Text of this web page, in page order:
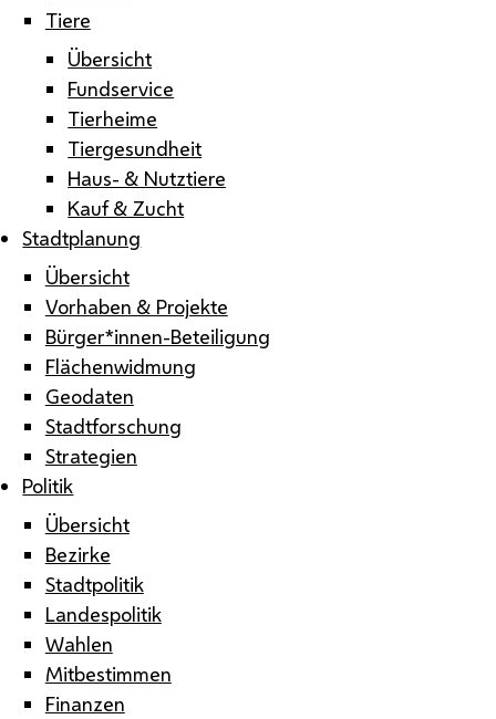
Tiere
Übersicht
Fundservice
Tierheime
Tiergesundheit
Haus- & Nutztiere
Kauf & Zucht
Stadtplanung
Übersicht
Vorhaben & Projekte
Bürger*innen-Beteiligung
Flächenwidmung
Geodaten
Stadtforschung
Strategien
Politik
Übersicht
Bezirke
Stadtpolitik
Landespolitik
Wahlen
Mitbestimmen
Finanzen